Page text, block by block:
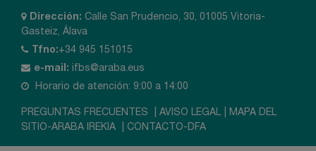
Dirección: Calle San Prudencio, 30, 01005 Vitoria-
Gasteiz, Álava
Tfno:+34 945 151015
e-mail: ifbs@araba.eus
Horario de atención: 9:00 a 14:00
PREGUNTAS FRECUENTES AVISO LEGAL
MAPA DEL
SITIO-ARABA IREKIA
CONTACTO-DFA